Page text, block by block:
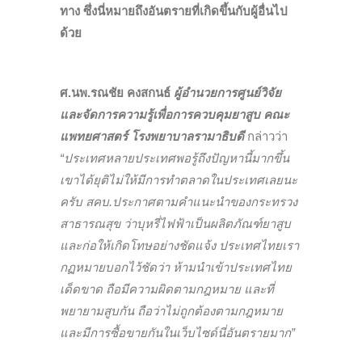
ทาง ซึ่งนี่หมายถึงอันตรายที่เกิดขึ้นกับผู้อื่นไป
ด้วย
ศ.นพ.รณชัย คงสกนธ์ ผู้อำนวยการศูนย์วิจัย
และจัดการความรู้เพื่อการควบคุมยาสูบ คณะ
แพทยศาสตร์ โรงพยาบาลรามาธิบดีกล่าวว่า
“ประเทศหลายประเทศพอรู้ถึงปัญหานี้มากขึ้น
เขาได้ยุติไม่ให้มีการทำตลาดในประเทศเลยนะ
ครับ สคบ.ประกาศตามคำแนะนำของกระทรวง
สาธารณสุข ว่าบุหรี่ไฟฟ้าเป็นผลิตภัณฑ์ยาสูบ
และก่อให้เกิดโทษอย่างชัดแจ้ง ประเทศไทยเรา
กฏหมายบอกไว้ชัดว่า ห้ามนำเข้าประเทศไทย
เด็ดขาด ถือมีความผิดตามกฎหมาย และที่
พยายามสูบกัน ถือว่าไม่ถูกต้องตามกฎหมาย
และมีการซื้อขายกันในเว็บไซด์นี่อันตรายมาก”